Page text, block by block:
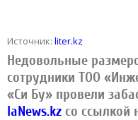
Источник: liter.kz
Недовольные
сотрудники ТОО
«Си Бу» провели
IaNews.kz со ссылкой